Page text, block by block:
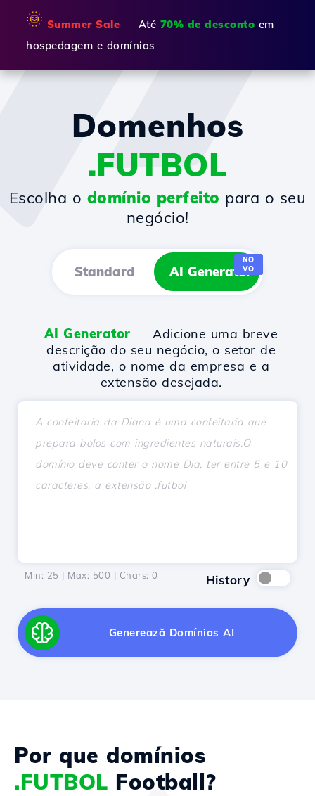
🌞 Summer Sale — Até 70% de desconto em
hospedagem e domínios
Domenhos
.FUTBOL
Escolha o domínio perfeito para o seu
negócio!
Standard AI Generator
NO
VO
AI Generator — Adicione uma breve
descrição do seu negócio, o setor de
atividade, o nome da empresa e a
extensão desejada.
Min: 25 | Max: 500 | Chars: 0 History
Generează Domínios AI
Por que domínios
.FUTBOL Football?